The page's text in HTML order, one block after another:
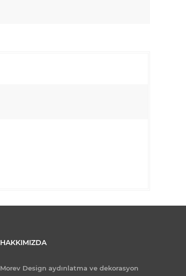
HAKKIMIZDA
Morev Design aydınlatma ve dekorasyon